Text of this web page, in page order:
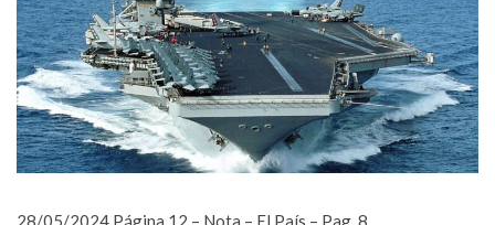
28/05/2024 Página 12 – Nota – El País – Pag. 8